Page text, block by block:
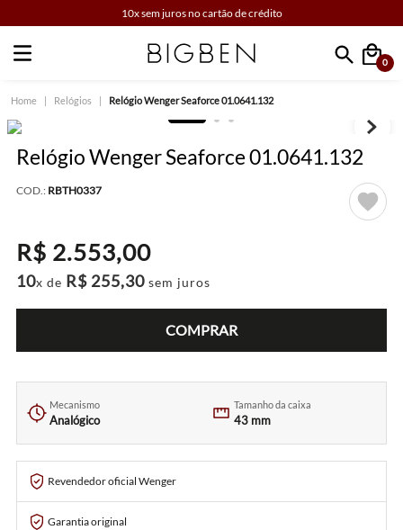
10x sem juros no cartão de crédito
Faça sua busca
0
Relógios Relógio Wenger Seaforce 01.0641.132
Relógio Wenger Seaforce 01.0641.132
COD.: RBTH0337
R$ 2.553,00
10x de R$ 255,30 sem juros
COMPRAR
Mecanismo
Analógico
Tamanho da caixa
43 mm
Revendedor oficial Wenger
Garantia original